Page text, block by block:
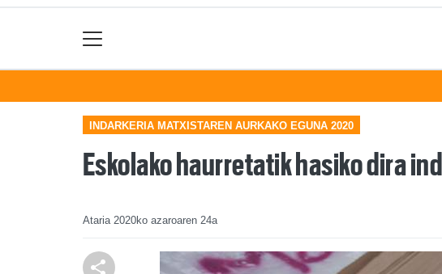
INDARKERIA MATXISTAREN AURKAKO EGUNA 2020
Eskolako haurretatik hasiko dira
Ataria 2020ko azaroaren 24a